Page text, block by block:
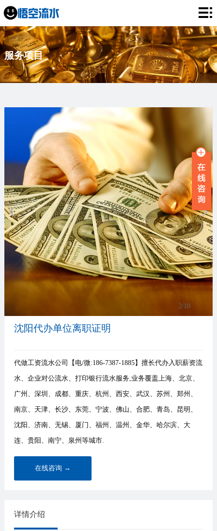
网
站
首
页
银
行
流
工
资
薪
水
目
资
讯
牌
故
事
联
系
我
服务项目
3/10
沈阳代办单位离职证明
代做工资流水公司【电/微:186-7387-1885】擅长代办入职薪资流
水、企业对公流水、打印银行流水服务,业务覆盖上海、北京、
广州、深圳、成都、重庆、杭州、西安、武汉、苏州、郑州、
南京、天津、长沙、东莞、宁波、佛山、合肥、青岛、昆明、
沈阳、济南、无锡、厦门、福州、温州、金华、哈尔滨、大
连、贵阳、南宁、泉州等城市.
在线咨询 →
详情介绍